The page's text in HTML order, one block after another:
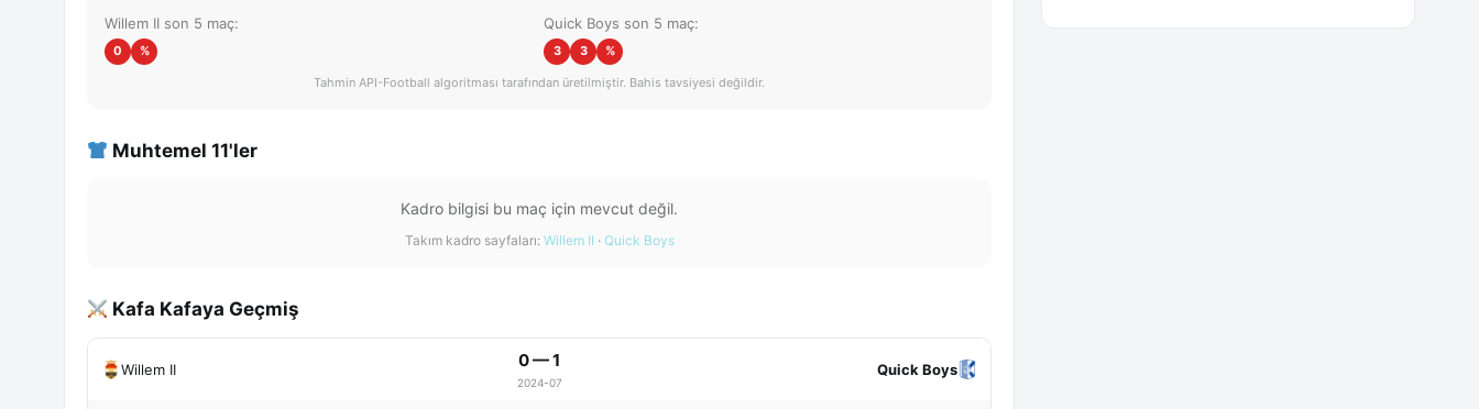
Willem II son 5 maç:
0 %
Quick Boys son 5 maç:
3 3 %
Tahmin API-Football algoritması tarafından üretilmiştir. Bahis tavsiyesi değildir.
Muhtemel 11'ler
Kadro bilgisi bu maç için mevcut değil.
Takım kadro sayfaları: Willem II · Quick Boys
Kafa Kafaya Geçmiş
Willem II 0 — 1
2024-07
Quick Boys